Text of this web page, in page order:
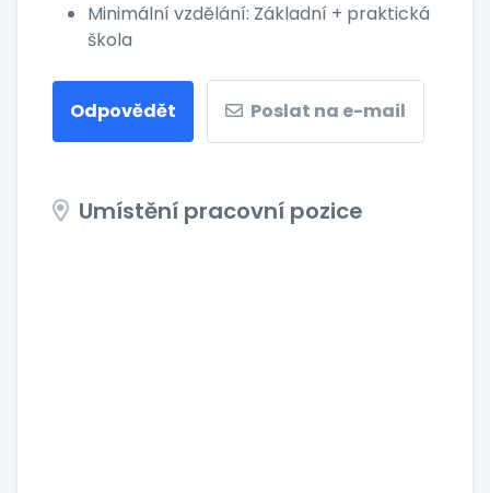
Minimální vzdělání: Základní + praktická
škola
Odpovědět Poslat na e-mail
Umístění pracovní pozice